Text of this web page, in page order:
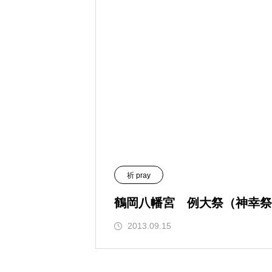
祈 pray
鶴岡八幡宮 例大祭（神幸
2013.09.15